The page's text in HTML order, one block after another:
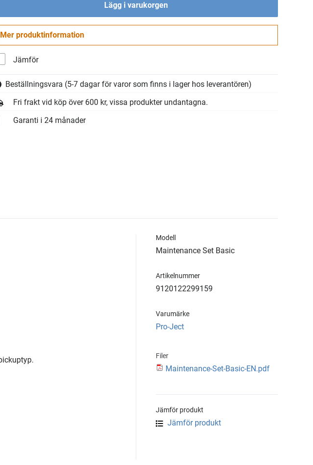
Lägg i varukorgen
Mer produktinformation
Jämför
Beställningsvara (5-7 dagar för varor som finns i lager hos leverantören)
Fri frakt vid köp över 600 kr, vissa produkter undantagna.
Garanti i 24 månader
Modell
Maintenance Set Basic
Artikelnummer
9120122299159
Varumärke
Pro-Ject
Filer
Maintenance-Set-Basic-EN.pdf
Jämför produkt
Jämför produkt